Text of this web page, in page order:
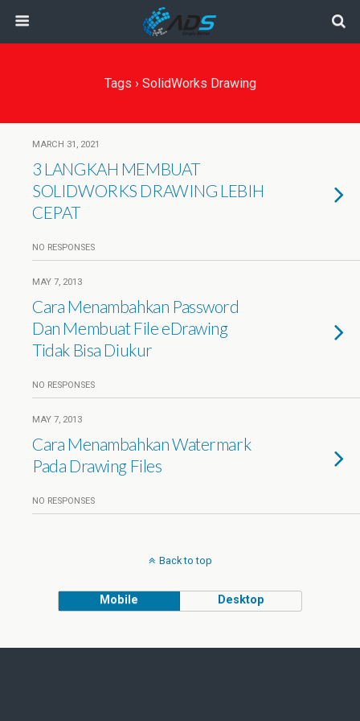
Tags › SolidWorks Drawing
MARCH 31, 2021
3 LANGKAH MEMBUAT
SOLIDWORKS DRAWING LEBIH
CEPAT
NO RESPONSES
MAY 7, 2013
Cara Menambahkan Password
Dan Membuat File eDrawing
Tidak Bisa Diukur
NO RESPONSES
MAY 7, 2013
Cara Menambahkan Watermark
Pada Drawing Files
NO RESPONSES
Back to top
Mobile Desktop